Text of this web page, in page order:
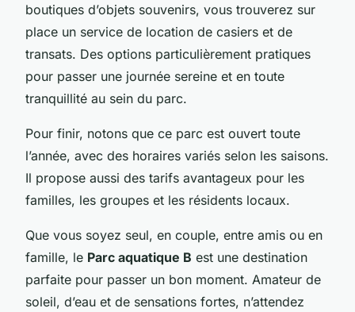
boutiques d’objets souvenirs, vous trouverez sur
place un service de location de casiers et de
transats. Des options particulièrement pratiques
pour passer une journée sereine et en toute
tranquillité au sein du parc.
Pour finir, notons que ce parc est ouvert toute
l’année, avec des horaires variés selon les saisons.
Il propose aussi des tarifs avantageux pour les
familles, les groupes et les résidents locaux.
Que vous soyez seul, en couple, entre amis ou en
famille, le Parc aquatique B est une destination
parfaite pour passer un bon moment. Amateur de
soleil, d’eau et de sensations fortes, n’attendez